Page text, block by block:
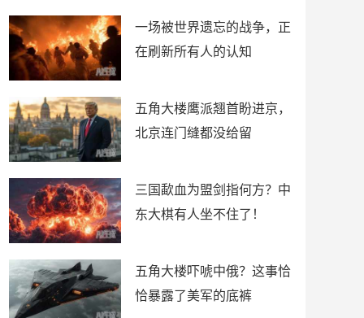
一场被世界遗忘的战争，正
在刷新所有人的认知
五角大楼鹰派翘首盼进京，
北京连门缝都没给留
三国歃血为盟剑指何方？中
东大棋有人坐不住了！
五角大楼吓唬中俄？这事恰
恰暴露了美军的底裤